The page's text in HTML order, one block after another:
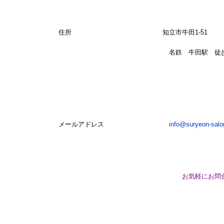
住所 知立市牛田1-51
名鉄 牛田駅 徒歩3
メールアドレス info@suryeon-
お気軽にお問